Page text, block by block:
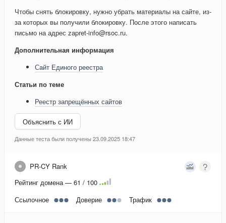
Чтобы снять блокировку, нужно убрать материалы на сайте, из-
за которых вы получили блокировку. После этого написать
письмо на адрес zapret-info@rsoc.ru.
Дополнительная информация
Сайт Единого реестра
Статьи по теме
Реестр запрещённых сайтов
Объяснить с ИИ
Данные теста были получены 23.09.2025 18:47
PR-CY Rank
Рейтинг домена — 61 / 100
Ссылочное
Доверие Трафик